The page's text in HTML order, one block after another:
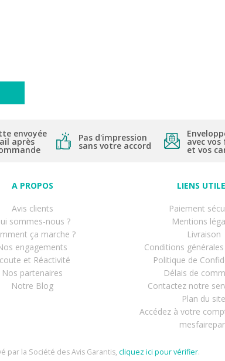
envoyée
après Pas d'impression
sans votre accord avec
et vos
A PROPOS
Avis clients
sommes-nous ?
ça marche ?
engagements
et Réactivité
Nos partenaires
Notre Blog
LIENS
Paiement
Mentions
Livraison
Conditions
Politique de
Délais de
Contactez notre
Plan du site
Accédez à votre
par la Société des Avis Garantis, cliquez ici pour vérifier.